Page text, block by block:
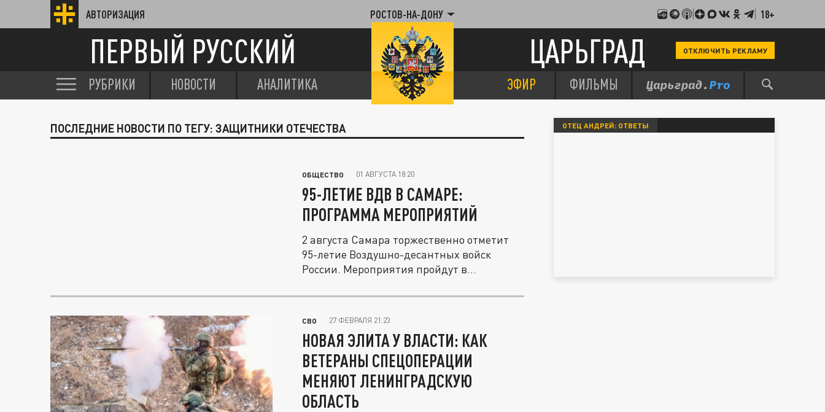
АВТОРИЗАЦИЯ РОСТОВ-НА-ДОНУ 18+
ПЕРВЫЙ РУССКИЙ ЦАРЬГРАД ОТКЛЮЧИТЬ РЕКЛАМУ
РУБРИКИ НОВОСТИ АНАЛИТИКА ЭФИР ФИЛЬМЫ
ПОСЛЕДНИЕ НОВОСТИ ПО ТЕГУ: ЗАЩИТНИКИ ОТЕЧЕСТВА
ОБЩЕСТВО 01 АВГУСТА 18:20
95-ЛЕТИЕ ВДВ В САМАРЕ:
ПРОГРАММА МЕРОПРИЯТИЙ
2 августа Самара торжественно отметит
95-летие Воздушно-десантных войск
России. Мероприятия пройдут в...
СВО 27 ФЕВРАЛЯ 21:23
НОВАЯ ЭЛИТА У ВЛАСТИ: КАК
ВЕТЕРАНЫ СПЕЦОПЕРАЦИИ
МЕНЯЮТ ЛЕНИНГРАДСКУЮ
ОБЛАСТЬ
ОТЕЦ АНДРЕЙ: ОТВЕТЫ